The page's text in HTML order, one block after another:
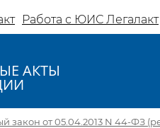
Работа с ЮИС Легалакт
АКТЫ
закон от 05.04.2013 N 44-ФЗ